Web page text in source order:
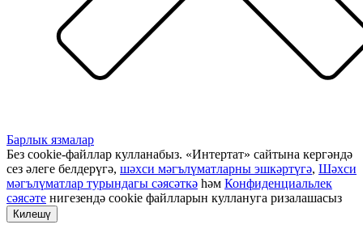
Барлык язмалар
Без cookie-файллар кулланабыз. «Интертат» сайтына кергәндә
сез әлеге белдерүгә, шәхси мәгълүматларны эшкәртүгә, Шәхси
мәгълүматлар турындагы сәясәткә һәм Конфиденциальлек
сәясәте нигезендә cookie файлларын куллануга ризалашасыз
Килешү